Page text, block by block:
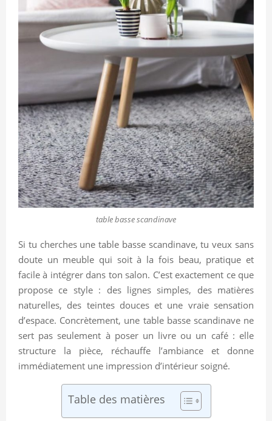
table basse scandinave
Si tu cherches une table basse scandinave, tu veux sans
doute un meuble qui soit à la fois beau, pratique et
facile à intégrer dans ton salon. C’est exactement ce que
propose ce style : des lignes simples, des matières
naturelles, des teintes douces et une vraie sensation
d’espace. Concrètement, une table basse scandinave ne
sert pas seulement à poser un livre ou un café : elle
structure la pièce, réchauffe l’ambiance et donne
immédiatement une impression d’intérieur soigné.
Table des matières